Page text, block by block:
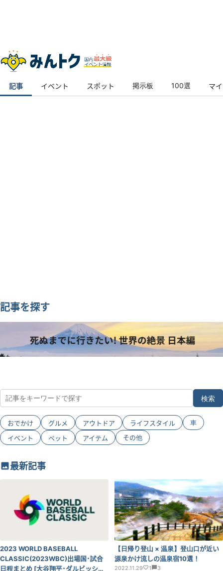
記事 イベント スポット 掲示板 100選 マ
トップ
記事を探す
検索
おでかけ グルメ アウトドア ライフスタイル
車
イベント
ペット アイテム その他
最新記事
2023 WORLD BASEBALL
CLASSIC(2023WBC)出場国･試合
日程まとめ [大谷翔平･ダルビッシュ
【日帰り登山 × 温泉】登山口が近い
源泉かけ流しの温泉宿10選！
2022.11.29 1 3